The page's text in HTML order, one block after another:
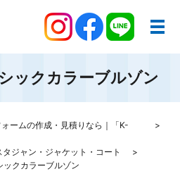
ックカラーブルゾン
ームの作成・見積りなら｜「K-
タジャン・ジャケット・コート
クカラーブルゾン